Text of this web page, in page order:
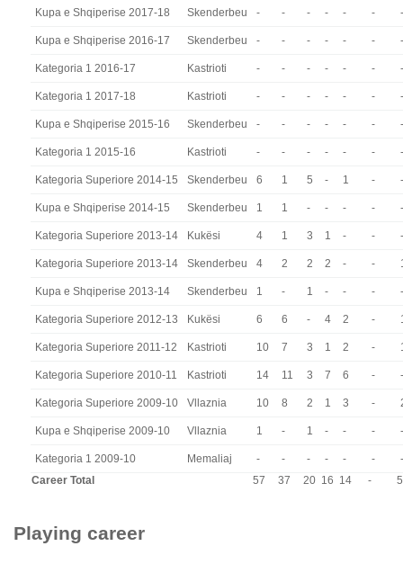
Kupa e Shqiperise 2017-18 Skenderbeu - - - - - - -
Kupa e Shqiperise 2016-17 Skenderbeu - - - - - - -
Kategoria 1 2016-17 Kastrioti - - - - - - -
Kategoria 1 2017-18 Kastrioti - - - - - - -
Kupa e Shqiperise 2015-16 Skenderbeu - - - - - - -
Kategoria 1 2015-16 Kastrioti - - - - - - -
Kategoria Superiore 2014-15 Skenderbeu 6 1 5 - 1 - -
Kupa e Shqiperise 2014-15 Skenderbeu 1 1 - - - - -
Kategoria Superiore 2013-14 Kukësi 4 1 3 1 - - -
Kategoria Superiore 2013-14 Skenderbeu 4 2 2 2 - -
Kupa e Shqiperise 2013-14 Skenderbeu 1 - 1 - - - -
Kategoria Superiore 2012-13 Kukësi 6 6 - 4 2 -
Kategoria Superiore 2011-12 Kastrioti 10 7 3 1 2 -
Kategoria Superiore 2010-11 Kastrioti 14 11 3 7 6 - -
Kategoria Superiore 2009-10 Vllaznia 10 8 2 1 3 -
Kupa e Shqiperise 2009-10 Vllaznia 1 - 1 - - - -
Kategoria 1 2009-10 Memaliaj - - - - - -
-
Career Total
57 37 20 16 14 - 5
Playing career